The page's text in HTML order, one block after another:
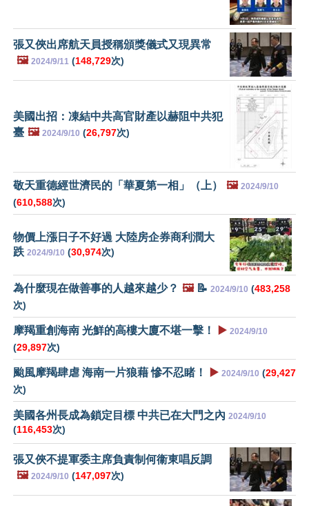
張又俠出席航天員授稱頒獎儀式又現異常
🖼️ 2024/9/11 (148,729次)
美國出招：凍結中共高官財產以赫阻中共犯
臺 🖼️ 2024/9/10 (26,797次)
敬天重德經世濟民的「華夏第一相」（上） 🖼️ 2024/9/10
(610,588次)
物價上漲日子不好過 大陸房企券商利潤大
跌 2024/9/10 (30,974次)
為什麼現在做善事的人越來越少？ 🖼️📝 2024/9/10 (483,258
次)
摩羯重創海南 光鮮的高樓大廈不堪一擊！ ▶️ 2024/9/10
(29,897次)
颱風摩羯肆虐 海南一片狼藉 慘不忍睹！ ▶️ 2024/9/10 (29,427
次)
美國各州長成為鎖定目標 中共已在大門之內 2024/9/10
(116,453次)
張又俠不提軍委主席負責制何衞東唱反調
🖼️ 2024/9/10 (147,097次)